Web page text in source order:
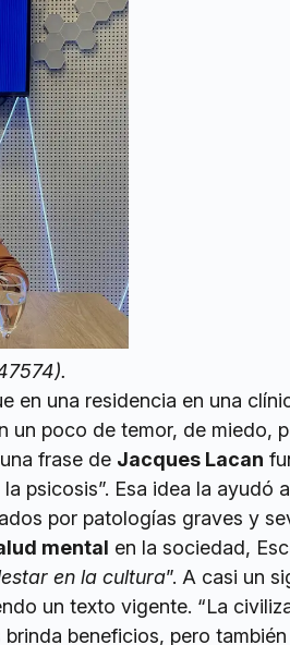
en una residencia en una
un poco de temor, de miedo,
frase de Jacques Lacan
psicosis”. Esa idea la ayudó
por patologías graves y
mental en la sociedad,
en la cultura”. A casi un
un texto vigente. “La
beneficios, pero